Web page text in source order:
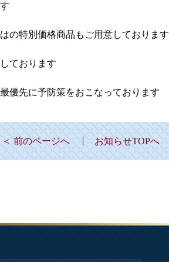
の特別価格商品もご用意しております
ております
優先に予防策をおこなっております
＜ 前のページへ お知らせTOPへ